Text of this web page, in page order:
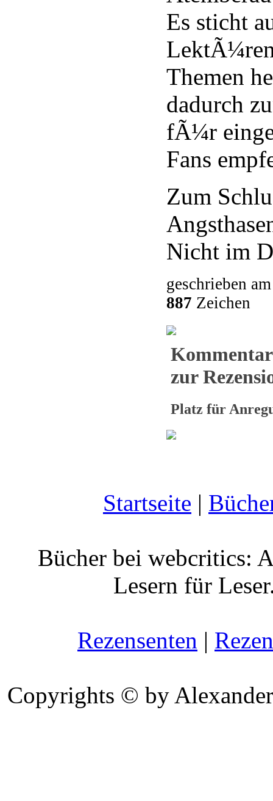
Es sticht
Themen
dadurch
fÃ¼r
Fans
Zum
Nicht im
geschrieben
887 Zeichen
zur
Platz für
Startseite |
Bücher bei webcritics:
Lesern für
Rezensenten |
Copyrights © by